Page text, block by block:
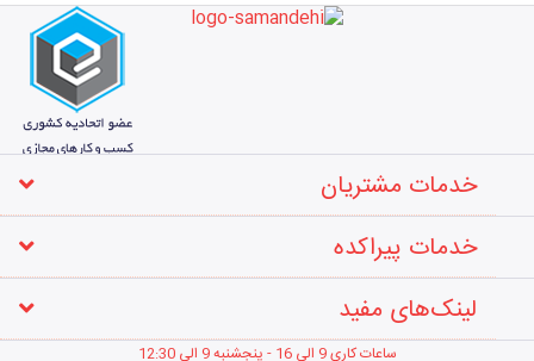
خدمات مشتریان
خدمات پیراکده
لینک‌های مفید
ساعات کاری 9 الی 16 - پنجشنبه 9 الی 12 :30